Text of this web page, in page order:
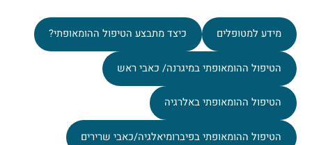
מידע למטופלים כיצד מתבצע הטיפול ההומאופתי?
הטיפול ההומאופתי במיגרנה/ כאבי ראש
הטיפול ההומאופתי באלרגיה
הטיפול ההומאופתי בפיברומיאלגיה/כאבי שרירים